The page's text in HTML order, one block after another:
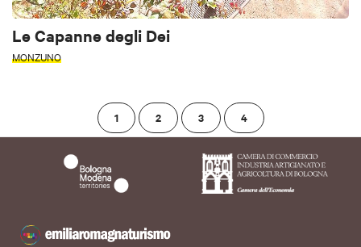
Le Capanne degli Dei
MONZUNO
1 2 3 4